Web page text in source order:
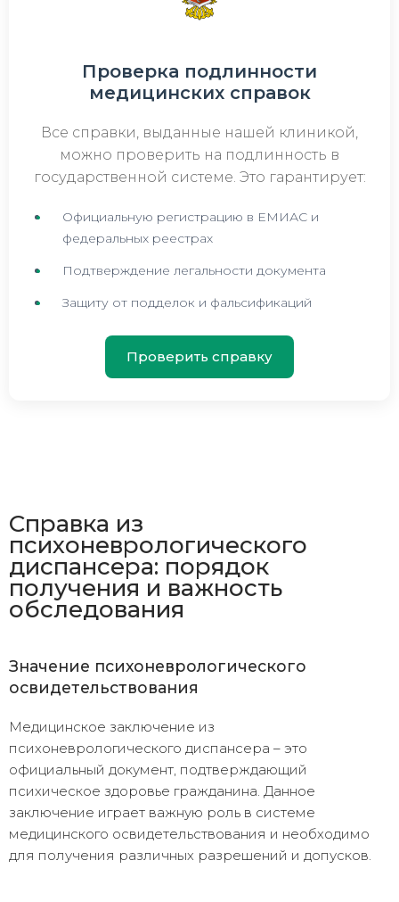
Проверка подлинности
медицинских справок
Все справки, выданные нашей клиникой,
можно проверить на подлинность в
государственной системе. Это гарантирует:
Официальную регистрацию в ЕМИАС и
федеральных реестрах
Подтверждение легальности документа
Защиту от подделок и фальсификаций
Проверить справку
Справка из
психоневрологического
диспансера: порядок
получения и важность
обследования
Значение психоневрологического
освидетельствования
Медицинское заключение из
психоневрологического диспансера – это
официальный документ, подтверждающий
психическое здоровье гражданина. Данное
заключение играет важную роль в системе
медицинского освидетельствования и необходимо
для получения различных разрешений и допусков.